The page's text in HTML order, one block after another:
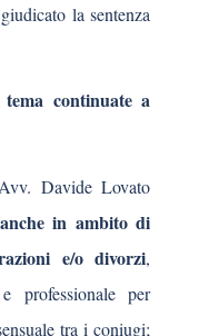
la sentenza
continuate a
Davide Lovato
in ambito di
e/o divorzi,
professionale per
tra i coniugi;